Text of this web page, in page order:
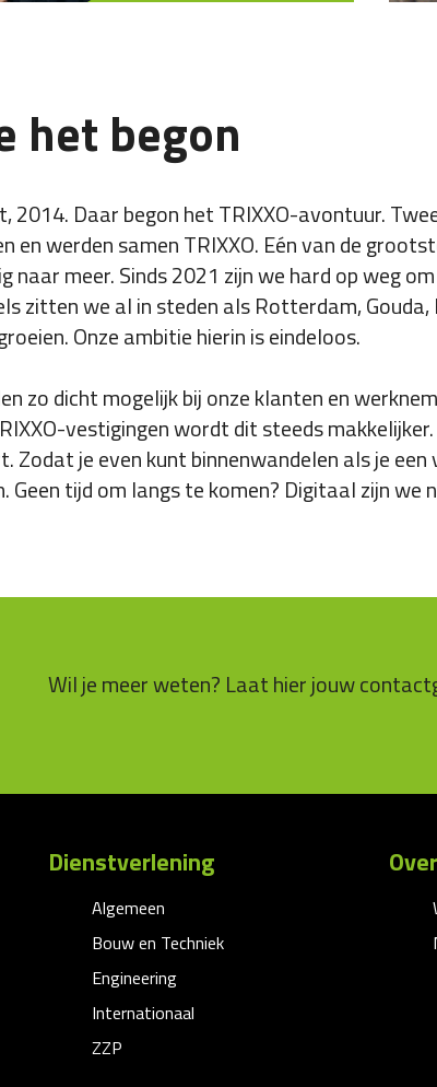
het begon
2014. Daar begon het TRIXXO-avontuur.
en werden samen TRIXXO. Eén van de
naar meer. Sinds 2021 zijn we hard op weg
zitten we al in steden als Rotterdam, Gouda,
Onze ambitie hierin is eindeloos.
zo dicht mogelijk bij onze klanten en
vestigingen wordt dit steeds
Zodat je even kunt binnenwandelen als je
Geen tijd om langs te komen? Digitaal zijn
Wil je meer weten? Laat hier jouw
Dienstverlening
Algemeen
Bouw en Techniek
Engineering
Internationaal
ZZP